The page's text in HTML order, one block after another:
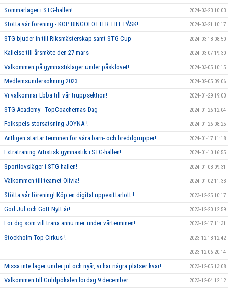
Sommarläger i STG-hallen! 2024-03-23 10:03
Stötta vår förening - KÖP BINGOLOTTER TILL PÅSK! 2024-03-21 10:17
STG bjuder in till Riksmästerskap samt STG Cup 2024-03-18 08:50
Kallelse till årsmöte den 27 mars 2024-03-07 19:30
Välkommen på gymnastikläger under påsklovet! 2024-03-05 10:15
Medlemsundersökning 2023 2024-02-05 09:06
Vi välkomnar Ebba till vår truppsektion! 2024-01-29 19:00
STG Academy - TopCoachernas Dag 2024-01-26 12:04
Folkspels storsatsning JOYNA ! 2024-01-26 08:25
Äntligen startar terminen för våra barn- och breddgrupper! 2024-01-17 11:18
Extraträning Artistisk gymnastik i STG-hallen! 2024-01-10 16:55
Sportlovsläger i STG-hallen! 2024-01-03 09:31
Välkommen till teamet Olivia! 2024-01-02 11:33
Stötta vår förening! Köp en digital uppesittarlott ! 2023-12-25 10:17
God Jul och Gott Nytt år! 2023-12-20 12:59
För dig som vill träna ännu mer under vårterminen! 2023-12-17 11:31
Stockholm Top Cirkus ! 2023-12-13 12:42
2023-12-06 20:14
Missa inte läger under jul och nyår, vi har några platser kvar! 2023-12-05 13:08
Välkommen till Guldpokalen lördag 9 december 2023-12-04 12:12